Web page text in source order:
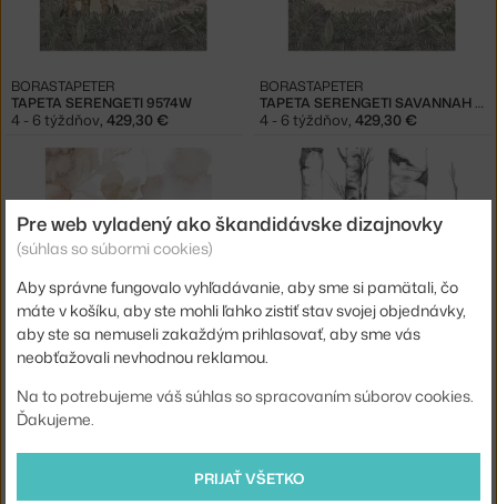
TAPETA SERENGETI 9574W
BORASTAPETER
4 - 6 týždňov, 429,30 €
TAPETA SERENGETI SAVANNAH 9575W
BORASTAPETER
4 - 6 týždňov, 429,30 €
TAPETA FLORAL FLOW 9420W
BORASTAPETER
TAPETA TREE 9451W
BORASTAPETER
Pre web vyladený ako škandidávske dizajnovky
(súhlas so súbormi cookies)
Aby správne fungovalo vyhľadávanie, aby sme si pamätali, čo
máte v košíku, aby ste mohli ľahko zistiť stav svojej objednávky,
aby ste sa nemuseli zakaždým prihlasovať, aby sme vás
neobťažovali nevhodnou reklamou.
Na to potrebujeme váš súhlas so spracovaním súborov cookies.
Ďakujeme.
PRIJAŤ VŠETKO